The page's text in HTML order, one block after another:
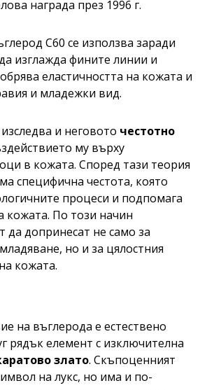
награда през 1996 г.
С60 се използва заради
изглажда фините линии и
еластичността на кожата и
и младежки вид.
и неговото честотно
му върху
в кожата. Според тази теория
специфична честота, която
процеси и подпомага
кожата. По този начин
да допринесат не само за
но и за цялостния
кожата.
на въглерода е естествено
рядък елемент с изключителна
злато. Скъпоценният
на лукс, но има и по-